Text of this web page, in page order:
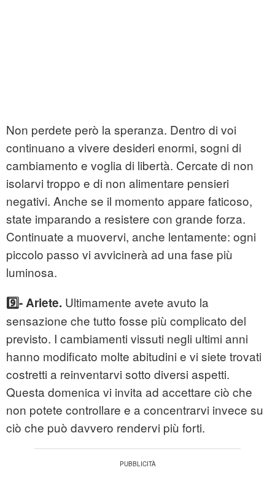
Non perdete però la speranza. Dentro di voi
continuano a vivere desideri enormi, sogni di
cambiamento e voglia di libertà. Cercate di non
isolarvi troppo e di non alimentare pensieri
negativi. Anche se il momento appare faticoso,
state imparando a resistere con grande forza.
Continuate a muovervi, anche lentamente: ogni
piccolo passo vi avvicinerà ad una fase più
luminosa.
9️⃣- Ariete. Ultimamente avete avuto la
sensazione che tutto fosse più complicato del
previsto. I cambiamenti vissuti negli ultimi anni
hanno modificato molte abitudini e vi siete trovati
costretti a reinventarvi sotto diversi aspetti.
Questa domenica vi invita ad accettare ciò che
non potete controllare e a concentrarvi invece su
ciò che può davvero rendervi più forti.